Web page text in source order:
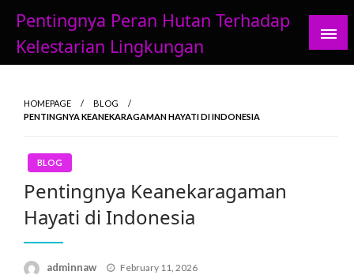
content
Pentingnya Peran Hutan Terhadap
Kelestarian Lingkungan
HOMEPAGE
BLOG
PENTINGNYA KEANEKARAGAMAN HAYATI DI INDONESIA
BLOG
Pentingnya Keanekaragaman
Hayati di Indonesia
adminnaw
Posted
February 11, 2026